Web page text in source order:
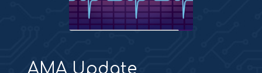
AMA Update